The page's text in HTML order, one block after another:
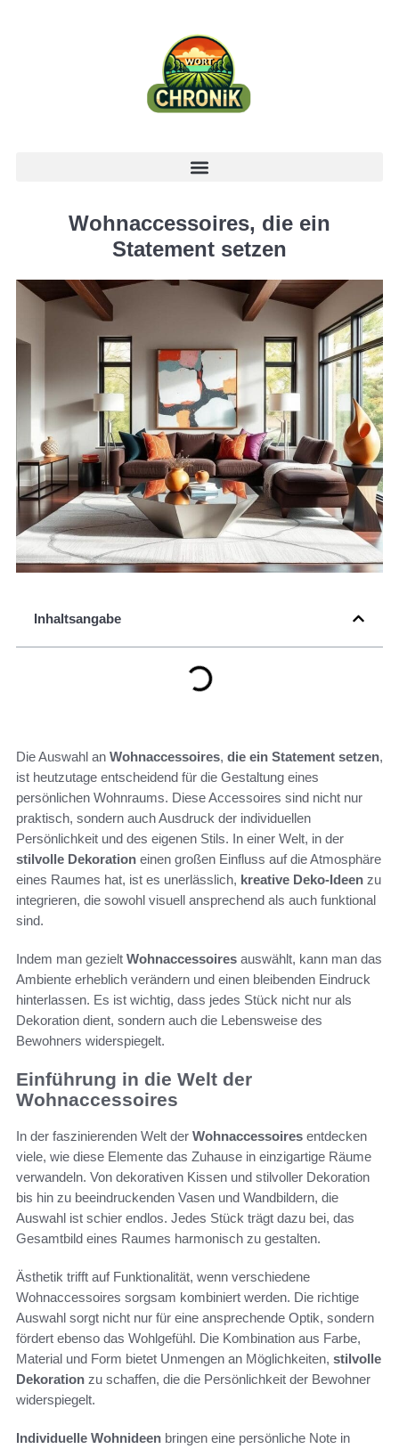
Wohnaccessoires, die ein
Statement setzen
Inhaltsangabe
Die Auswahl an Wohnaccessoires, die ein Statement setzen,
ist heutzutage entscheidend für die Gestaltung eines
persönlichen Wohnraums. Diese Accessoires sind nicht nur
praktisch, sondern auch Ausdruck der individuellen
Persönlichkeit und des eigenen Stils. In einer Welt, in der
stilvolle Dekoration einen großen Einfluss auf die Atmosphäre
eines Raumes hat, ist es unerlässlich, kreative Deko-Ideen zu
integrieren, die sowohl visuell ansprechend als auch funktional
sind.
Indem man gezielt Wohnaccessoires auswählt, kann man das
Ambiente erheblich verändern und einen bleibenden Eindruck
hinterlassen. Es ist wichtig, dass jedes Stück nicht nur als
Dekoration dient, sondern auch die Lebensweise des
Bewohners widerspiegelt.
Einführung in die Welt der
Wohnaccessoires
In der faszinierenden Welt der Wohnaccessoires entdecken
viele, wie diese Elemente das Zuhause in einzigartige Räume
verwandeln. Von dekorativen Kissen und stilvoller Dekoration
bis hin zu beeindruckenden Vasen und Wandbildern, die
Auswahl ist schier endlos. Jedes Stück trägt dazu bei, das
Gesamtbild eines Raumes harmonisch zu gestalten.
Ästhetik trifft auf Funktionalität, wenn verschiedene
Wohnaccessoires sorgsam kombiniert werden. Die richtige
Auswahl sorgt nicht nur für eine ansprechende Optik, sondern
fördert ebenso das Wohlgefühl. Die Kombination aus Farbe,
Material und Form bietet Unmengen an Möglichkeiten, stilvolle
Dekoration zu schaffen, die die Persönlichkeit der Bewohner
widerspiegelt.
Individuelle Wohnideen bringen eine persönliche Note in